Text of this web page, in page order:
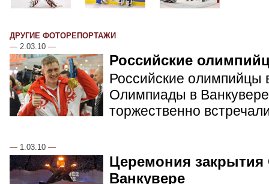
ДРУГИЕ ФОТОРЕПОРТАЖИ
— 2.03.10 —
Российские
Российские олимпийцы
Олимпиады в
торжественно
— 1.03.10 —
Церемония
Ванкувере